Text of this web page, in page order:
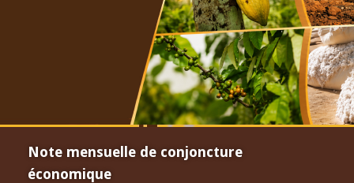
Note mensuelle de conjoncture
économique